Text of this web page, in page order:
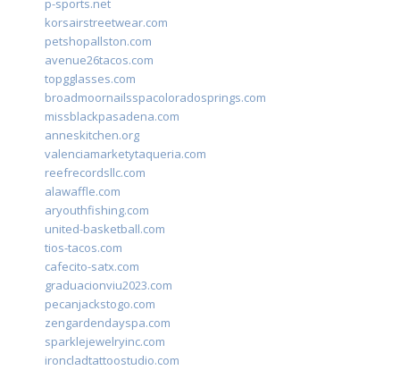
p-sports.net
korsairstreetwear.com
petshopallston.com
avenue26tacos.com
topgglasses.com
broadmoornailsspacoloradosprings.com
missblackpasadena.com
anneskitchen.org
valenciamarketytaqueria.com
reefrecordsllc.com
alawaffle.com
aryouthfishing.com
united-basketball.com
tios-tacos.com
cafecito-satx.com
graduacionviu2023.com
pecanjackstogo.com
zengardendayspa.com
sparklejewelryinc.com
ironcladtattoostudio.com